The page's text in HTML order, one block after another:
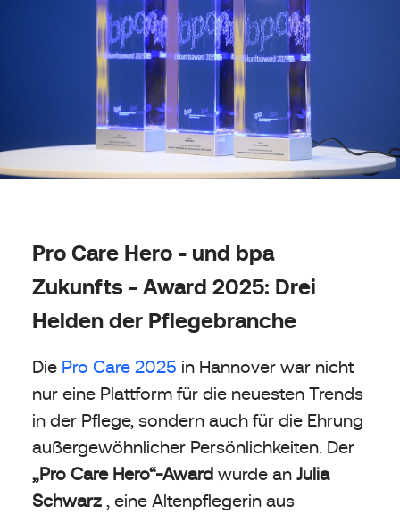
Pro Care Hero - und bpa
Zukunfts - Award 2025: Drei
Helden der Pflegebranche
Die Pro Care 2025 in Hannover war nicht
nur eine Plattform für die neuesten Trends
in der Pflege, sondern auch für die Ehrung
außergewöhnlicher Persönlichkeiten. Der
„Pro Care Hero“-Award wurde an Julia
Schwarz , eine Altenpflegerin aus